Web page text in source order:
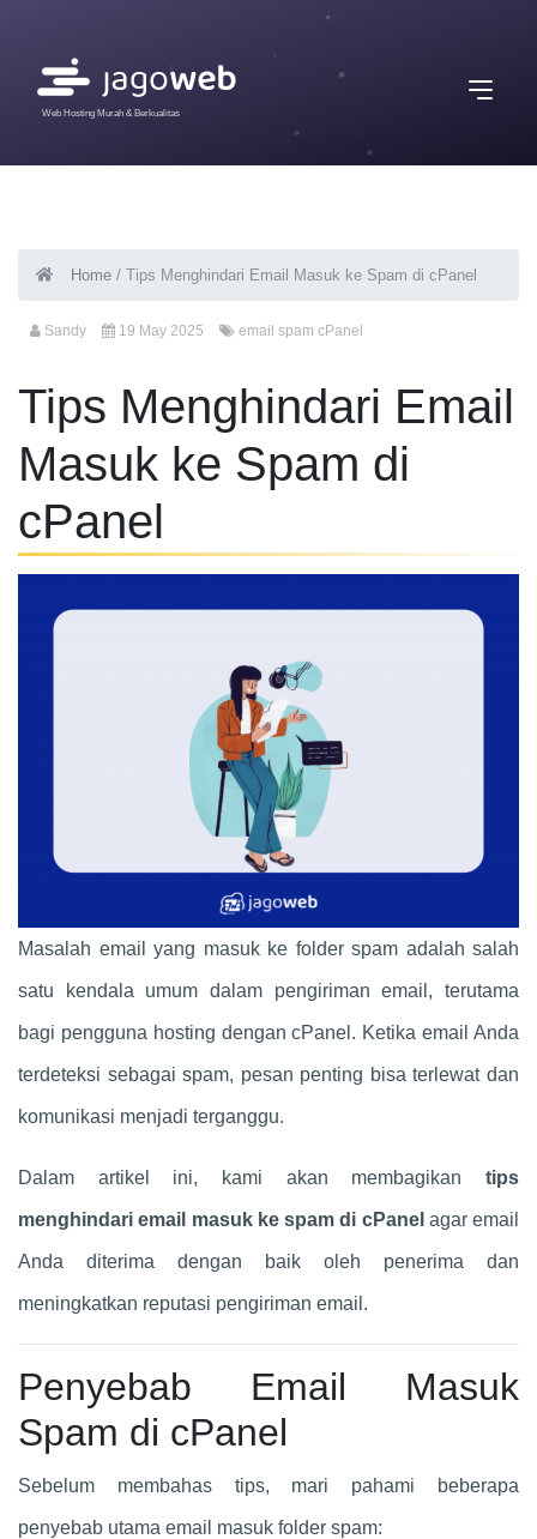
Web Hosting Murah & Berkualitas
Home / Tips Menghindari Email Masuk ke Spam di cPanel
Sandy 19 May 2025 email spam cPanel
Tips Menghindari Email
Masuk ke Spam di
cPanel
Masalah email yang masuk ke folder spam adalah salah
satu kendala umum dalam pengiriman email, terutama
bagi pengguna hosting dengan cPanel. Ketika email Anda
terdeteksi sebagai spam, pesan penting bisa terlewat dan
komunikasi menjadi terganggu.
Dalam artikel ini, kami akan membagikan tips
menghindari email masuk ke spam di cPanel agar email
Anda diterima dengan baik oleh penerima dan
meningkatkan reputasi pengiriman email.
Penyebab Email Masuk
Spam di cPanel
Sebelum membahas tips, mari pahami beberapa
penyebab utama email masuk folder spam: